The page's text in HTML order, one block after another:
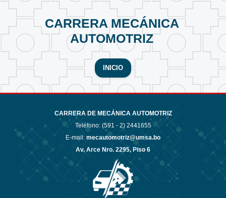
CARRERA MECÁNICA
AUTOMOTRIZ
INICIO
CARRERA DE MECÁNICA AUTOMOTRIZ
Teléfono: (591 - 2) 2441655
E-mail: mecautomotriz@umsa.bo
Av. Arce Nro. 2295, Piso 6